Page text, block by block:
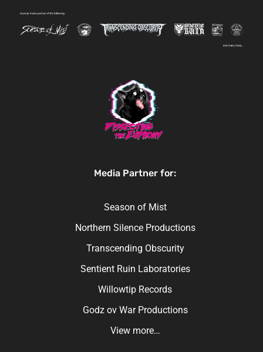
Media Partner for:
Season of Mist
Northern Silence Productions
Transcending Obscurity
Sentient Ruin Laboratories
Willowtip Records
Godz ov War Productions
View more…